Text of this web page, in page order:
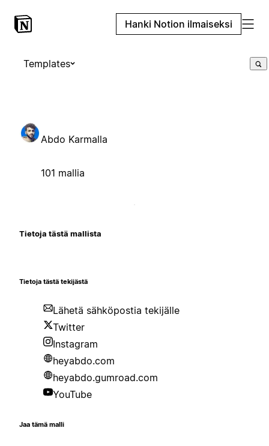
Hanki Notion ilmaiseksi
Templates
Abdo Karmalla
101 mallia
Tietoja tästä mallista
Tietoja tästä tekijästä
Lähetä sähköpostia tekijälle
Twitter
Instagram
heyabdo.com
heyabdo.gumroad.com
YouTube
Jaa tämä malli